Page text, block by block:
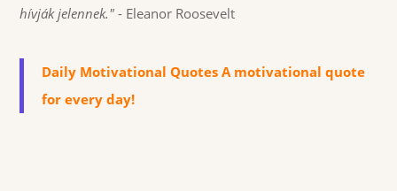
hívják jelennek." - Eleanor Roosevelt
Daily Motivational Quotes A motivational quote
for every day!